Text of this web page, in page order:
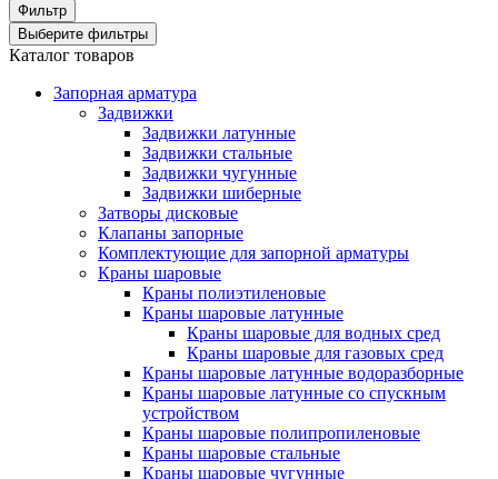
Фильтр
Выберите фильтры
Каталог товаров
Запорная арматура
Задвижки
Задвижки латунные
Задвижки стальные
Задвижки чугунные
Задвижки шиберные
Затворы дисковые
Клапаны запорные
Комплектующие для запорной арматуры
Краны шаровые
Краны полиэтиленовые
Краны шаровые латунные
Краны шаровые для водных сред
Краны шаровые для газовых сред
Краны шаровые латунные водоразборные
Краны шаровые латунные со спускным
устройством
Краны шаровые полипропиленовые
Краны шаровые стальные
Краны шаровые чугунные